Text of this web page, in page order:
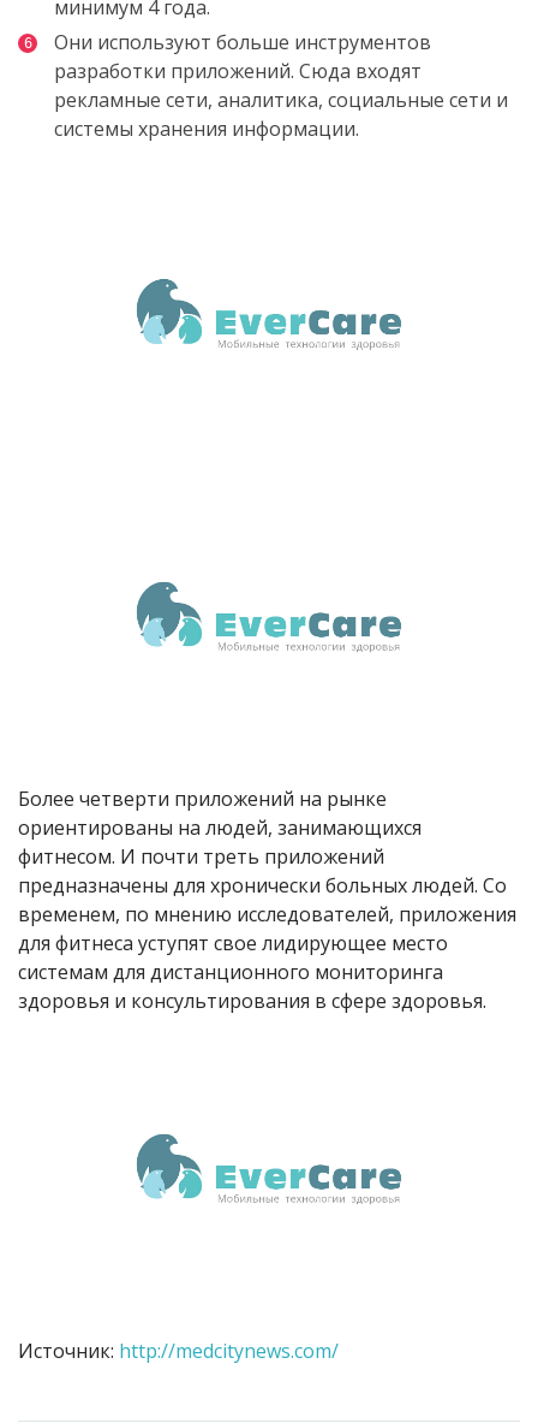
минимум 4 года.
Они используют больше инструментов
разработки приложений. Сюда входят
рекламные сети, аналитика, социальные сети и
системы хранения информации.
Более четверти приложений на рынке
ориентированы на людей, занимающихся
фитнесом. И почти треть приложений
предназначены для хронически больных людей. Со
временем, по мнению исследователей, приложения
для фитнеса уступят свое лидирующее место
системам для дистанционного мониторинга
здоровья и консультирования в сфере здоровья.
Источник: http://medcitynews.com/